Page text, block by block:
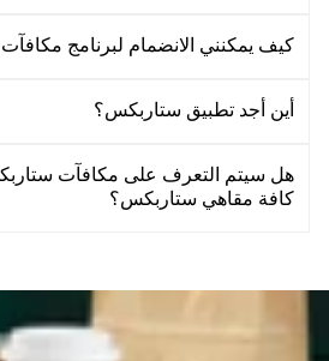
كيف يمكنني الانضمام لبرنامج
أين أجد تطبيق ستاربكس؟
هل سيتم التعرف على مكافآت
كافة مقاهي ستاربكس؟